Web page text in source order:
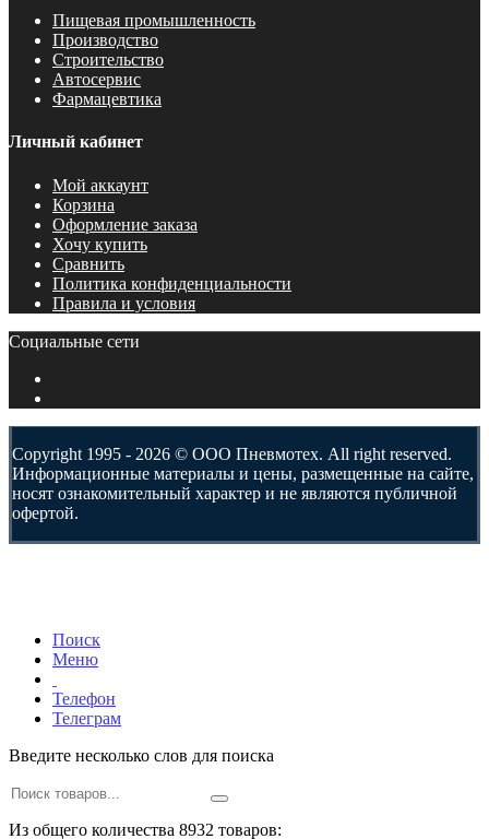
Пищевая промышленность
Производство
Строительство
Автосервис
Фармацевтика
Личный кабинет
Мой аккаунт
Корзина
Оформление заказа
Хочу купить
Сравнить
Политика конфиденциальности
Правила и условия
Социальные сети
Copyright 1995 - 2026 © ООО Пневмотех. All right reserved.
Информационные материалы и цены, размещенные на сайте,
носят ознакомительный характер и не являются публичной
офертой.
Поиск
Меню
Телефон
Телеграм
Введите несколько слов для поиска
Из общего количества 8932 товаров: